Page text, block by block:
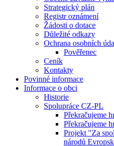
Strategický plán
Registr oznámení
Žádosti o dotace
Důležité odkazy
Ochrana osobních
Pověřenec
Ceník
Kontakty
Povinné informace
Informace o obci
Historie
Spolupráce CZ-PL
Překračujeme
Překračujeme
Projekt "Za
národů